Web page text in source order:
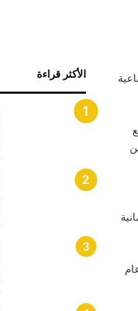
٥٠ فرعا حتى عام
الأكثر قراءة